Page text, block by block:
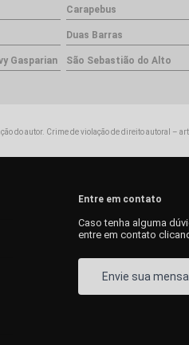
Carapebus
Duas Barras
Gasparian São Sebastião do Alto
do autor. Crime de violação de direito autoral –
Entre em contato
Caso tenha alguma
entre em contato
Envie sua